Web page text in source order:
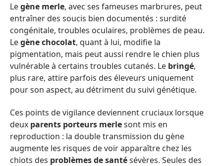
Legène merle, avec ses fameuses marbrures, peut
entraîner des soucis bien documentés : surdité
congénitale, troubles oculaires, problèmes de peau.
Legène chocolat, quant à lui, modifie la
pigmentation, mais peut aussi rendre le chien plus
vulnérable à certains troubles cutanés. Le bringé,
plus rare, attire parfois des éleveurs uniquement
pour son aspect, au détriment du suivi génétique.
Ces points de vigilance deviennent cruciaux lorsque
deux parents porteurs merlesont mis en
reproduction : la double transmission du gène
augmente les risques de voir apparaître chez les
chiots des problèmes de santésévères. Seules des